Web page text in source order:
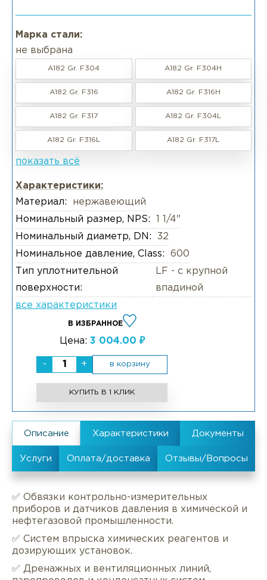
Марка стали:
не выбрана
A182 Gr. F304 A182 Gr. F304H
A182 Gr. F316 A182 Gr. F316H
A182 Gr. F317 A182 Gr. F304L
A182 Gr. F316L A182 Gr. F317L
показать всё
Характеристики:
Материал:
нержавеющий
Номинальный размер, NPS:
1 1/4"
Номинальный диаметр, DN:
32
Номинальное давление, Class:
600
Тип уплотнительной
поверхности:
LF - с крупной
впадиной
все характеристики
В ИЗБРАННОЕ
Цена: 3 004.00 ₽
- + в корзину
КУПИТЬ В 1 КЛИК
✅ Обвязки контрольно-измерительных
приборов и датчиков давления в химической и
нефтегазовой промышленности.
✅ Систем впрыска химических реагентов и
дозирующих установок.
✅ Дренажных и вентиляционных линий,